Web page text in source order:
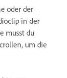
oder der
in der
musst du
um die